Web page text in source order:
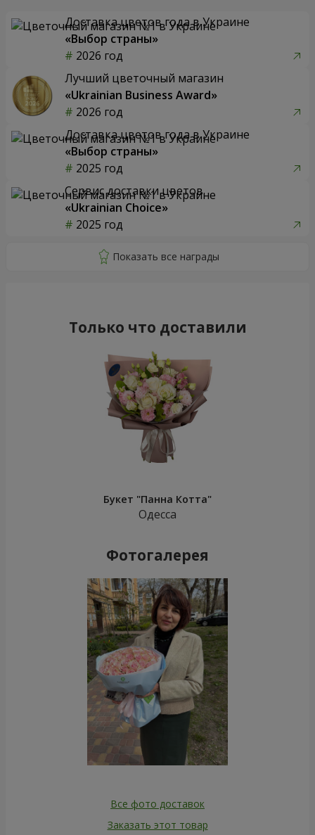
Доставка цветов года в Украине
«Выбор страны»
2026 год
Лучший цветочный магазин
«Ukrainian Business Award»
2026 год
Доставка цветов года в Украине
«Выбор страны»
2025 год
Сервис доставки цветов
«Ukrainian Choice»
2025 год
Только что доставили
Букет "Панна Котта"
Одесса
Фотогалерея
Все фото доставок
Заказать этот товар